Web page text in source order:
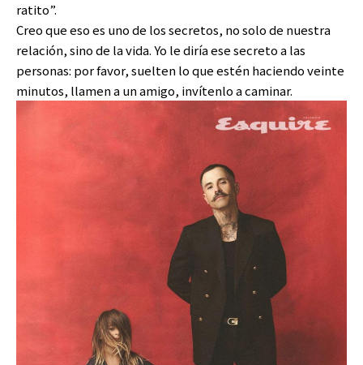
ratito”.
Creo que eso es uno de los secretos, no solo de nuestra
relación, sino de la vida. Yo le diría ese secreto a las
personas: por favor, suelten lo que estén haciendo veinte
minutos, llamen a un amigo, invítenlo a caminar.